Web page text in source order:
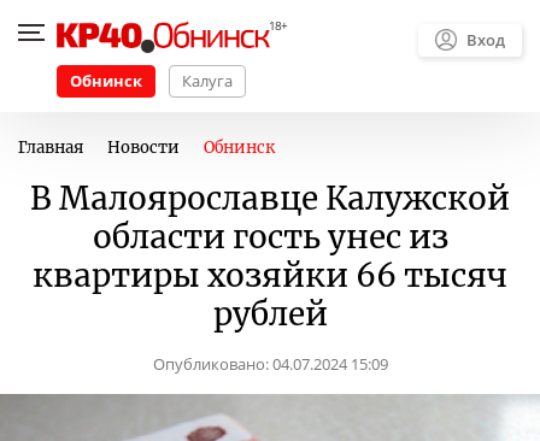
Обнинск Калуга
Вход
Главная Новости Обнинск
В Малоярославце Калужской
области гость унес из
квартиры хозяйки 66 тысяч
рублей
Опубликовано:04.07.2024 15:09